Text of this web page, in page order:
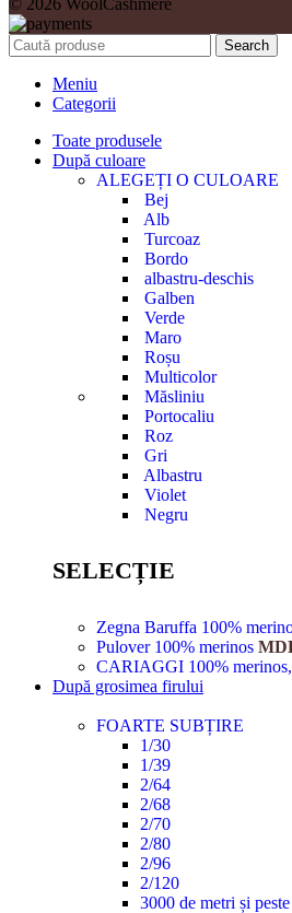
© 2026 WoolCashmere
Search
Meniu
Categorii
Toate produsele
După culoare
ALEGEȚI O CULOARE
Bej
Alb
Turcoaz
Bordo
albastru-deschis
Galben
Verde
Maro
Roșu
Multicolor
Măsliniu
Portocaliu
Roz
Gri
Albastru
Violet
Negru
SELECȚIE
Zegna Baruffa 100%
Pulover 100% merinos
CARIAGGI 100%
După grosimea firului
FOARTE SUBȚIRE
1/30
1/39
2/64
2/68
2/70
2/80
2/96
2/120
3000 de metri și peste